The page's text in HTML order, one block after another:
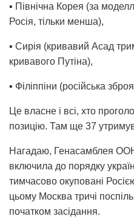
▪️ Північна Корея (за
Росія, тільки менша),
▪️ Сирія (кривавий Асад
кривавого Путіна),
▪️ Філіппіни (російська
Це власне і всі, хто
позицію. Там ще 37
Нагадаю, Генасамблея ООН
включила до порядку
тимчасово окуповані
цьому Москва тричі
початком засідання.